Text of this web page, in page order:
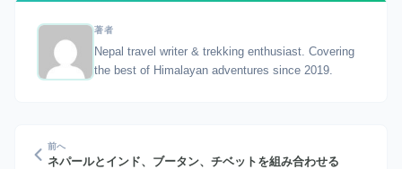
著者
Nepal travel writer & trekking enthusiast. Covering
the best of Himalayan adventures since 2019.
前へ
ネパールとインド、ブータン、チベットを組み合わせる